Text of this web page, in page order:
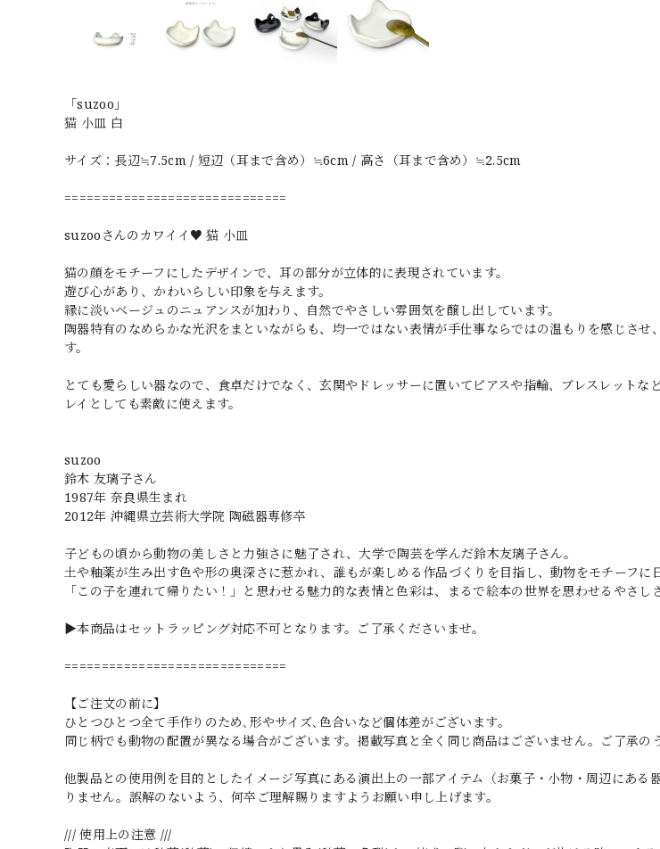
「suzoo」
猫 小皿 白
サイズ：長辺≒7.5cm / 短辺（耳まで含め）≒6cm / 高さ（耳まで含め）≒2.5cm
==============================
suzooさんのカワイイ♥ 猫 小皿
猫の顔をモチーフにしたデザインで、耳の部分が立体的に表現されています。
遊び心があり、かわいらしい印象を与えます。
縁に淡いベージュのニュアンスが加わり、自然でやさしい雰囲気を醸し出しています。
陶器特有のなめらかな光沢をまといながらも、均一ではない表情が手仕事ならではの温もりを感じさせ
す。
とても愛らしい器なので、食卓だけでなく、玄関やドレッサーに置いてピアスや指輪、ブレスレットな
レイとしても素敵に使えます。
suzoo
鈴木 友璃子さん
1987年 奈良県生まれ
2012年 沖縄県立芸術大学院 陶磁器専修卒
子どもの頃から動物の美しさと力強さに魅了され、大学で陶芸を学んだ鈴木友璃子さん。
土や釉薬が生み出す色や形の奥深さに惹かれ、誰もが楽しめる作品づくりを目指し、動物をモチーフに
「この子を連れて帰りたい！」と思わせる魅力的な表情と色彩は、まるで絵本の世界を思わせるやさし
▶本商品はセットラッピング対応不可となります。ご了承くださいませ。
==============================
【ご注文の前に】
ひとつひとつ全て手作りのため､形やサイズ､色合いなど個体差がございます｡
同じ柄でも動物の配置が異なる場合がございます。掲載写真と全く同じ商品はございません。ご了承の
他製品との使用例を目的としたイメージ写真にある演出上の一部アイテム（お菓子・小物・周辺にある
りません。誤解のないよう、何卒ご理解賜りますようお願い申し上げます。
/// 使用上の注意 ///